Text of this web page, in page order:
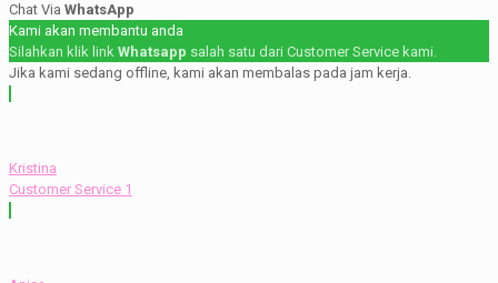
Chat Via WhatsApp
Kami akan membantu anda
Silahkan klik link Whatsapp salah satu dari Customer Service kami.
Jika kami sedang offline, kami akan membalas pada jam kerja.
Kristina
Customer Service 1